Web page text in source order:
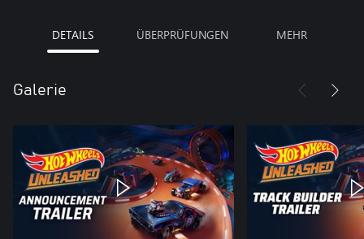
DETAILS ÜBERPRÜFUNGEN MEHR
Galerie